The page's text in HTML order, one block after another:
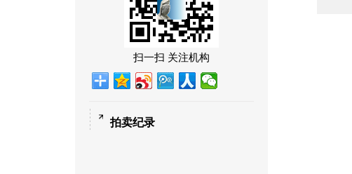
扫一扫 关注机构
拍卖纪录